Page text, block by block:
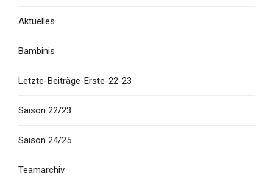
Aktuelles
Bambinis
Letzte-Beiträge-Erste-22-23
Saison 22/23
Saison 24/25
Teamarchiv